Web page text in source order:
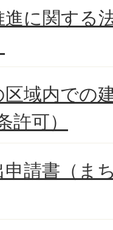
に関する
域内での
可）
請書（ま